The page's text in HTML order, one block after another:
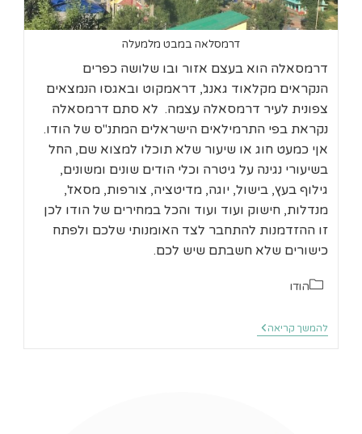
דרמסלאה במבט מלמעלה
דרמסאלה הוא בעצם אזור ובו שלושה כפרים
הנקראים מקלאוד גאנג', דראמקוט ובאגסו הנמצאים
צפונית לעיר דרמסאלה עצמה. לא סתם דרמסאלה
נקראת בפי התרמילאים הישראלים המתנ"ס של הודו.
אןי כמעט חוג או שיעור שלא תוכלו למצוא שם, החל
בשיעורי נגינה על גיטרה וכלי הודים שונים ומשונים,
גילוף בעץ, בישול, יוגה, מדיטציה, צורפות, מסאז',
מנדלות, חישוק ועוד ועוד והכל במחירים של הודו לכן
זו ההזדמנות להתחבר לצד האומנותי שלכם ולפתח
כישורים שלא חשבתם שיש לכם.
קטגוריה:
הודו
להמשך קריאה סיפור
דרך